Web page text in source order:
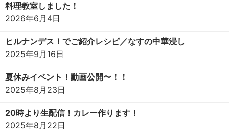
料理教室しました！
2026年6月4日
ヒルナンデス！でご紹介レシピ／なすの中華浸し
2025年9月16日
夏休みイベント！動画公開〜！！
2025年8月23日
20時より生配信！カレー作ります！
2025年8月22日